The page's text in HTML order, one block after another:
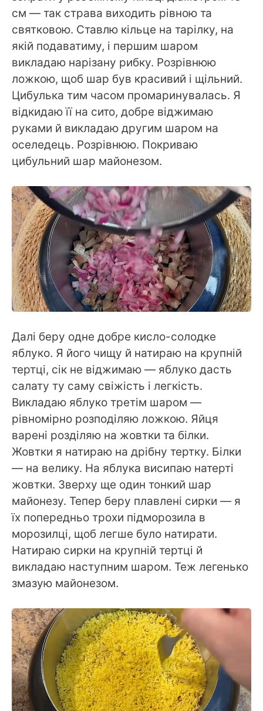
см — так страва виходить рівною та
святковою. Ставлю кільце на тарілку, на
якій подаватиму, і першим шаром
викладаю нарізану рибку. Розрівнюю
ложкою, щоб шар був красивий і щільний.
Цибулька тим часом промаринувалась. Я
відкидаю її на сито, добре віджимаю
руками й викладаю другим шаром на
оселедець. Розрівнюю. Покриваю
цибульний шар майонезом.
Далі беру одне добре кисло-солодке
яблуко. Я його чищу й натираю на крупній
тертці, сік не віджимаю — яблуко дасть
салату ту саму свіжість і легкість.
Викладаю яблуко третім шаром —
рівномірно розподіляю ложкою. Яйця
варені розділяю на жовтки та білки.
Жовтки я натираю на дрібну тертку. Білки
— на велику. На яблука висипаю натерті
жовтки. Зверху ще один тонкий шар
майонезу. Тепер беру плавлені сирки — я
їх попередньо трохи підморозила в
морозилці, щоб легше було натирати.
Натираю сирки на крупній тертці й
викладаю наступним шаром. Теж легенько
змазую майонезом.